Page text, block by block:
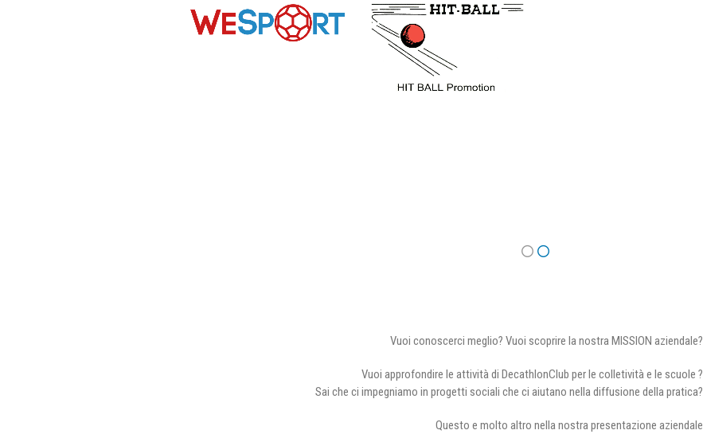
Vuoi conoscerci meglio? Vuoi scoprire la nostra MISSION aziendale?
Vuoi approfondire le attività di DecathlonClub per le colletività e le scuole ?
Sai che ci impegniamo in progetti sociali che ci aiutano nella diffusione della pratica?
Questo e molto altro nella nostra presentazione aziendale